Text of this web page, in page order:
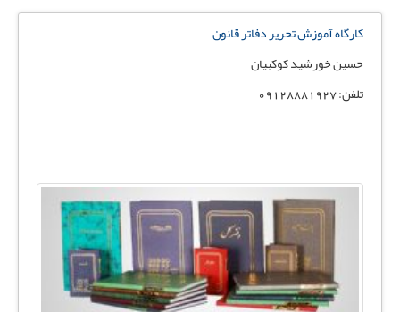
کارگاه آموزش تحریر دفاتر قانون
حسین خورشید کوکبیان
تلفن: 09128881927